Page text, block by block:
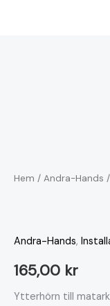
Hem / Andra-Hands
Andra-Hands,
165,00 kr
Ytterhörn till